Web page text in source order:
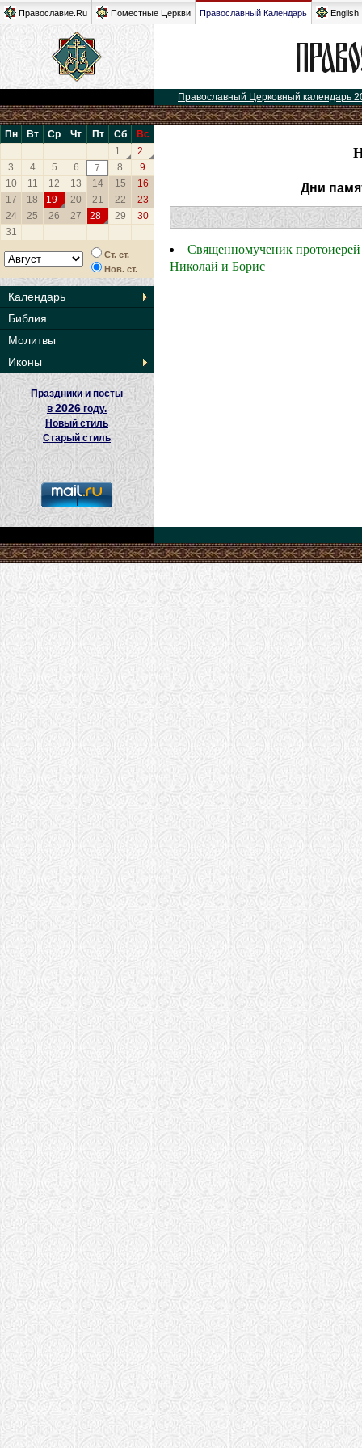
Православие.Ru Поместные Церкви Православный Календарь English
Православный Церковный календарь
Пн Вт Ср Чт Пт Сб
Вс
1
2
3
4 5 6 7 8
9
10
11 12 13 14 15
16
17
18 19 20 21 22
23
24
25 26 27 28 29
30
31
Ст. ст.
Нов. ст.
Календарь
Библия
Молитвы
Иконы
Праздники и посты
в2026 году.
Новый стиль
Старый стиль
Дни
Священномученик
Николай и Борис